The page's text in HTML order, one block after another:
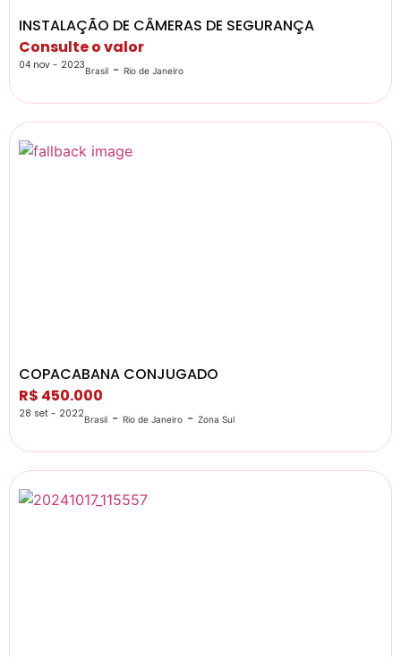
INSTALAÇÃO DE CÂMERAS DE SEGURANÇA
Consulte o valor
04 nov - 2023Brasil - Rio de Janeiro
COPACABANA CONJUGADO
R$ 450.000
28 set - 2022Brasil - Rio de Janeiro - Zona Sul